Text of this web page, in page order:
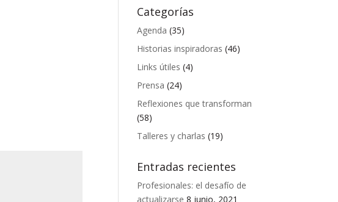
Categorías
Agenda (35)
Historias inspiradoras (46)
Links útiles (4)
Prensa (24)
Reflexiones que transforman
(58)
Talleres y charlas (19)
Entradas recientes
Profesionales: el desafío de
actualizarse 8 junio, 2021